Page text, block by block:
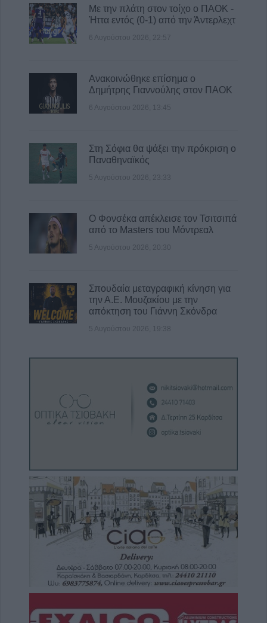
Με την πλάτη στον τοίχο ο ΠΑΟΚ -
Ήττα εντός (0-1) από την Άντερλεχτ
6 Αυγούστου 2026, 22:57
Ανακοινώθηκε επίσημα ο
Δημήτρης Γιαννούλης στον ΠΑΟΚ
6 Αυγούστου 2026, 13:45
Στη Σόφια θα ψάξει την πρόκριση ο
Παναθηναϊκός
5 Αυγούστου 2026, 23:33
Ο Φονσέκα απέκλεισε τον Τσιτσιπά
από το Masters του Μόντρεαλ
5 Αυγούστου 2026, 20:30
Σπουδαία μεταγραφική κίνηση για
την Α.Ε. Μουζακίου με την
απόκτηση του Γιάννη Σκόνδρα
5 Αυγούστου 2026, 19:38